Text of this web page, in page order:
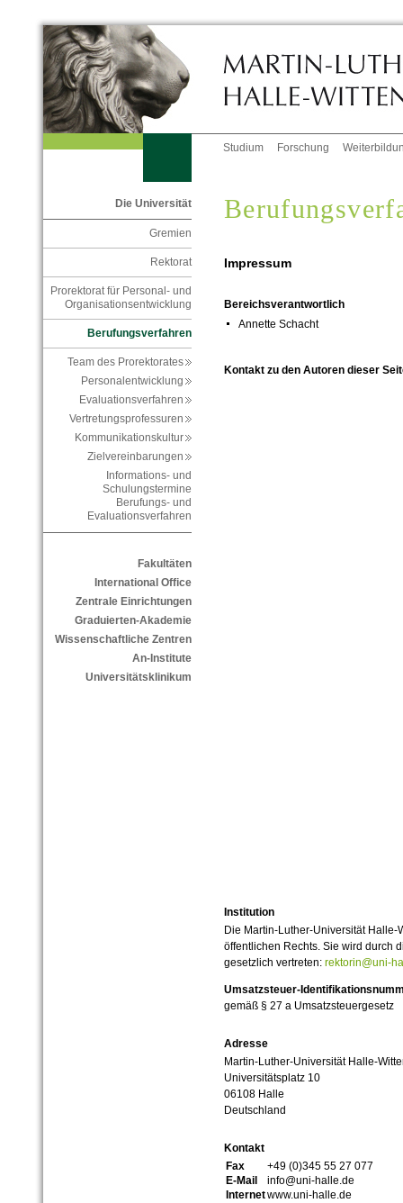
Studium Forschung
Die Universität
Gremien
Rektorat
Prorektorat für Personal- und
Organisationsentwicklung
Berufungsverfahren
Team des Prorektorates
Personalentwicklung
Evaluationsverfahren
Vertretungsprofessuren
Kommunikationskultur
Zielvereinbarungen
Informations- und
Schulungstermine
Berufungs- und
Evaluationsverfahren
Fakultäten
International Office
Zentrale Einrichtungen
Graduierten-Akademie
Wissenschaftliche Zentren
An-Institute
Universitätsklinikum
Impressum
Bereichsverantwortlich
Annette Schacht
Kontakt zu den Autoren dieser
Institution
Die Martin-Luther-Universität
öffentlichen Rechts. Sie wird durch
gesetzlich vertreten: rektorin@uni-
Umsatzsteuer-
gemäß § 27 a Umsatzsteuergesetz
Adresse
Martin-Luther-Universität Halle-
Universitätsplatz 10
06108 Halle
Deutschland
Kontakt
Fax
+49 (0)345 55 27 077
E-Mail
info@uni-halle.de
Internetwww.uni-halle.de